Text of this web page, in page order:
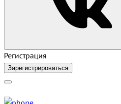
Регистрация
Зарегистрироваться